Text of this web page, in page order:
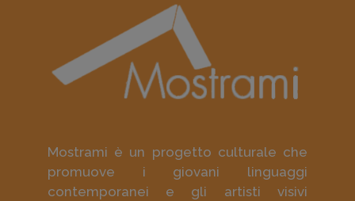
Mostrami è un progetto culturale che
promuove i giovani linguaggi
contemporanei e gli artisti visivi